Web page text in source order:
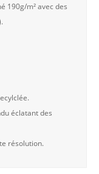
190g/m² avec des
éclatant des
résolution.